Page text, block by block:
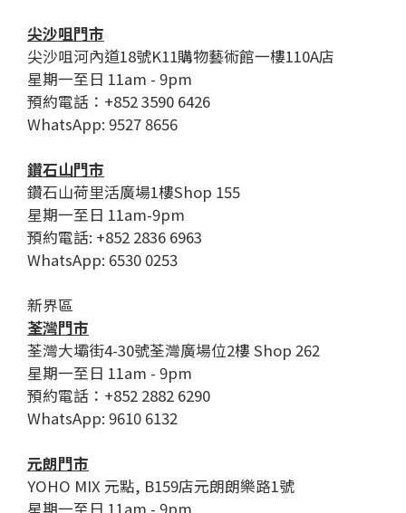
尖沙咀門市
尖沙咀河內道18號K11購物藝術館一樓110A店
星期一至日 11am - 9pm
預約電話：+852 3590 6426
WhatsApp: 9527 8656
鑽石山門市
鑽石山荷里活廣場1樓Shop 155
星期一至日 11am-9pm
預約電話: +852 2836 6963
WhatsApp: 6530 0253
新界區
荃灣門市
荃灣大壩街4-30號荃灣廣場位2樓 Shop 262
星期一至日 11am - 9pm
預約電話：+852 2882 6290
WhatsApp: 9610 6132
元朗門市
YOHO MIX 元點, B159店元朗朗樂路1號
星期一至日 11am - 9pm